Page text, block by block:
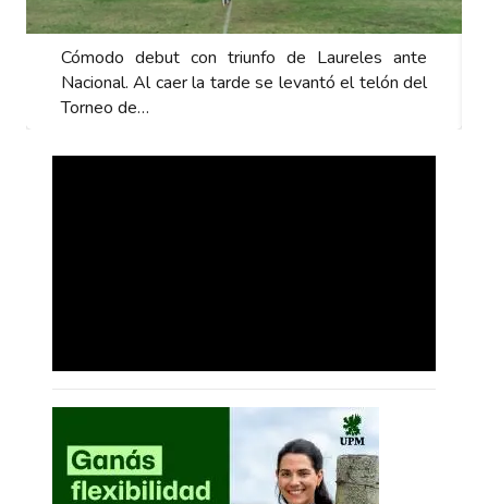
Cómodo debut con triunfo de Laureles ante
Nacional. Al caer la tarde se levantó el telón del
Torneo de…